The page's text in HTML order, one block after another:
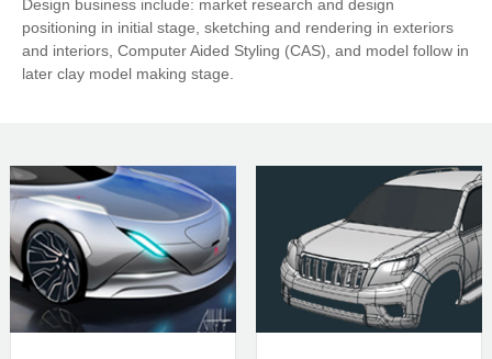
Design business include: market research and design
positioning in initial stage, sketching and rendering in exteriors
and interiors, Computer Aided Styling (CAS), and model follow in
later clay model making stage.